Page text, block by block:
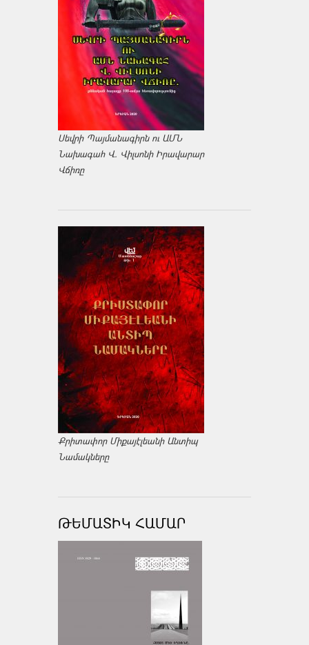
Սեվրի Պայմանագիրն ու ԱՄՆ
Նախագահ Վ. Վիլսոնի Իրավարար
Վճիռը
Քրիտափոր Միքայէլեանի Անտիպ
Նամակները
ԹԵՄԱՏԻԿ ՀԱՄԱՐ